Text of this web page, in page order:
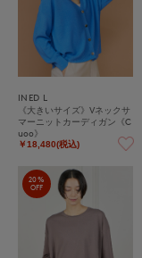
INED L
《大きいサイズ》Vネックサ
マーニットカーディガン《C
uoo》
￥18,480(税込)
20%
OFF